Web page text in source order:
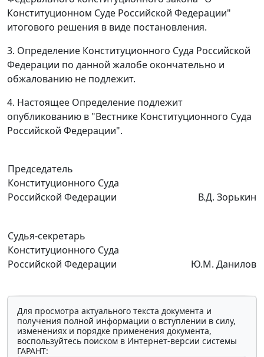
Конституционном Суде Российской Федерации"
итогового решения в виде постановления.
3. Определение Конституционного Суда Российской
Федерации по данной жалобе окончательно и
обжалованию не подлежит.
4. Настоящее Определение подлежит
опубликованию в "Вестнике Конституционного Суда
Российской Федерации".
Председатель
Конституционного Суда
Российской Федерации
В.Д. Зорькин
Судья-секретарь
Конституционного Суда
Российской Федерации
Ю.М. Данилов
Для просмотра актуального текста документа и
получения полной информации о вступлении в силу,
изменениях и порядке применения документа,
воспользуйтесь поиском в Интернет-версии системы
ГАРАНТ: